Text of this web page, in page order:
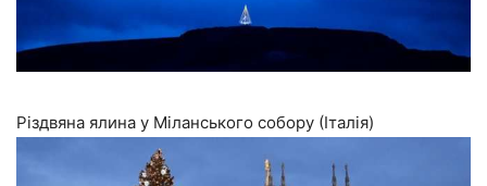
Різдвяна ялина у Міланського собору (Італія)